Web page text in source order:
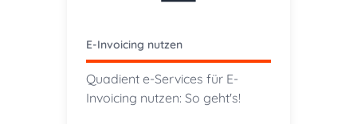
E-Invoicing nutzen
Quadient e-Services für E-
Invoicing nutzen: So geht's!